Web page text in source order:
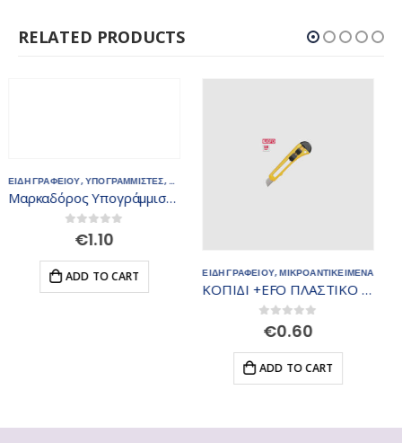
RELATED PRODUCTS
ΕΙΔΗ ΓΡΑΦΕΙΟΥ ,ΜΙΚΡΟΑΝΤΙΚΕΙΜΕΝΑ ΕΙΔΗ ΓΡΑΦΕΙΟΥ,ΠΙΝΑΚΕΣ
0 out of 5
€8.90
ADD TO CART